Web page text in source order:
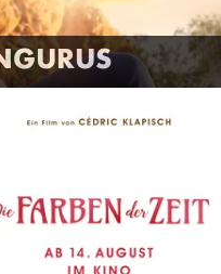
FILMTRAILER
ANSEHEN
DER ZEIT